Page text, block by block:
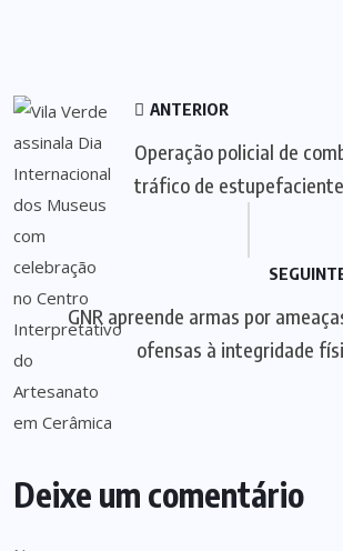
ANTERIOR
Operação policial de
tráfico de
GNR apreende armas por
ofensas à integridade
Deixe um comentário